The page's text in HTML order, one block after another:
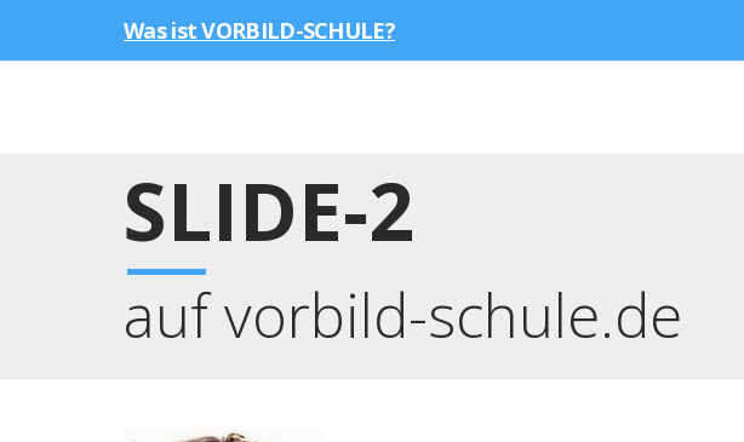
Was ist VORBILD-SCHULE?
SLIDE-2
auf vorbild-schule.de